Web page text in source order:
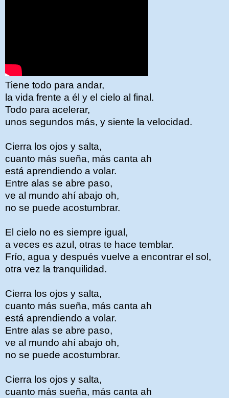
Tiene todo para andar,
la vida frente a él y el cielo al final.
Todo para acelerar,
unos segundos más, y siente la velocidad.
Cierra los ojos y salta,
cuanto más sueña, más canta ah
está aprendiendo a volar.
Entre alas se abre paso,
ve al mundo ahí abajo oh,
no se puede acostumbrar.
El cielo no es siempre igual,
a veces es azul, otras te hace temblar.
Frío, agua y después vuelve a encontrar el sol,
otra vez la tranquilidad.
Cierra los ojos y salta,
cuanto más sueña, más canta ah
está aprendiendo a volar.
Entre alas se abre paso,
ve al mundo ahí abajo oh,
no se puede acostumbrar.
Cierra los ojos y salta,
cuanto más sueña, más canta ah